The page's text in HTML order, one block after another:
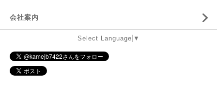
会社案内
Select Language ▼